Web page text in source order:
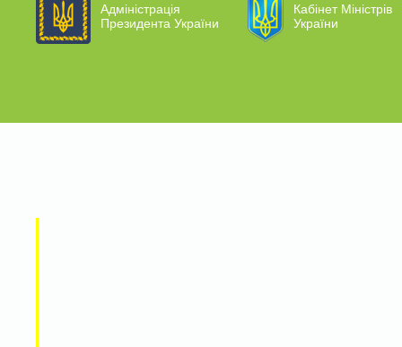
Адміністрація
Президента України
Кабінет Міністрів
України